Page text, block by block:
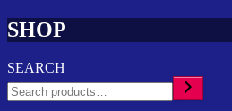
／
Launsport
ッ
プ
「ラ・
ア
ン
SHOP
SEARCH
Search